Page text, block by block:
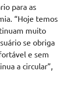
para as
“Hoje temos
muito
se obriga
e sem
a circular”,